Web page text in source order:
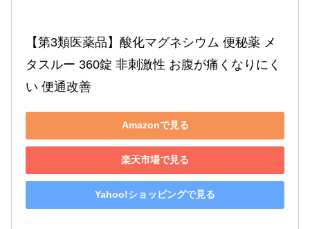
【第3類医薬品】酸化マグネシウム 便秘薬 メ
タスルー 360錠 非刺激性 お腹が痛くなりにく
い 便通改善
Amazonで見る
楽天市場で見る
Yahoo!ショッピングで見る